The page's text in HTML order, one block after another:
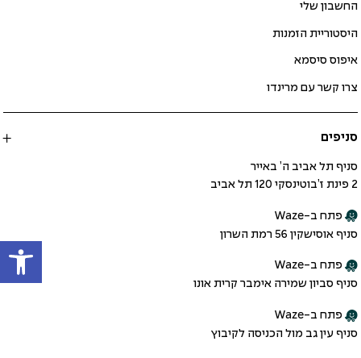
החשבון שלי
היסטוריית הזמנות
איפוס סיסמא
צרו קשר עם מרינדו
סניפים
סניף תל אביב ה’ באייר
2 פינת ז’בוטינסקי 120 תל אביב
פתח ב-Waze
סניף אוסישקין 56 רמת השרון
פתח ב-Waze
סניף סביון שמירה אימבר קרית אונו
פתח ב-Waze
סניף עין גב מול הכניסה לקיבוץ